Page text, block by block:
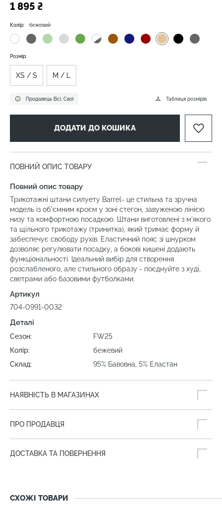
1 895 ₴
Продавець Всі. Свої
Колір: бежевий
Таблиця розмірів
Розмір:
XS / S M / L
ДОДАТИ ДО КОШИКА
ПОВНИЙ ОПИС ТОВАРУ
Повний опис товару
Трикотажні штани силуету Barrel- це стильна та зручна
модель із об'ємним кроєм у зоні стегон, завуженою лінією
низу та комфортною посадкою. Штани виготовлені з м'якого
та щільного трикотажу (тринитка), який тримає форму й
забеспечує свободу рухів. Еластичний пояс зі шнурком
дозволяє регулювати посадку, а бокові кишені додають
функціональності. Ідеальний вибір для створення
розслабленого, але стильного образу - поєднуйте з худі,
светрами або базовими футболками.
Артикул
704-0991-0032
Деталі
Сезон:
FW25
Колір:
бежевий
Склад:
95% Бавовна, 5% Еластан
НАЯВНІСТЬ В МАГАЗИНАХ
ПРО ПРОДАВЦЯ
ДОСТАВКА ТА ПОВЕРНЕННЯ
СХОЖІ ТОВАРИ